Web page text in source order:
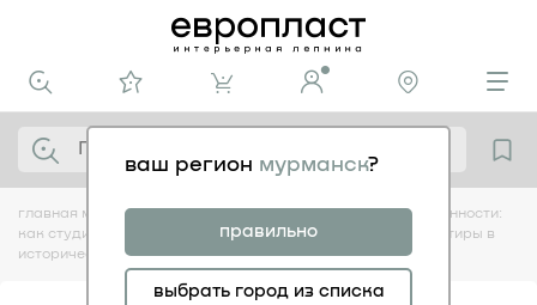
ваш регион мурманск?
правильно
выбрать город из списка
главная медиацентр советы сочетание старины и современности:
как студия "контекст" создала вневременный дизайн квартиры в
историческом здании